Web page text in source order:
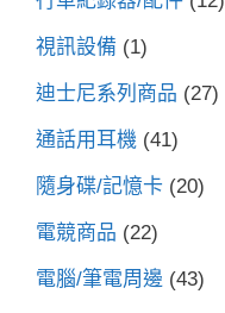
視訊設備 (1)
迪士尼系列商品 (27)
通話用耳機 (41)
隨身碟/記憶卡 (20)
電競商品 (22)
電腦/筆電周邊 (43)